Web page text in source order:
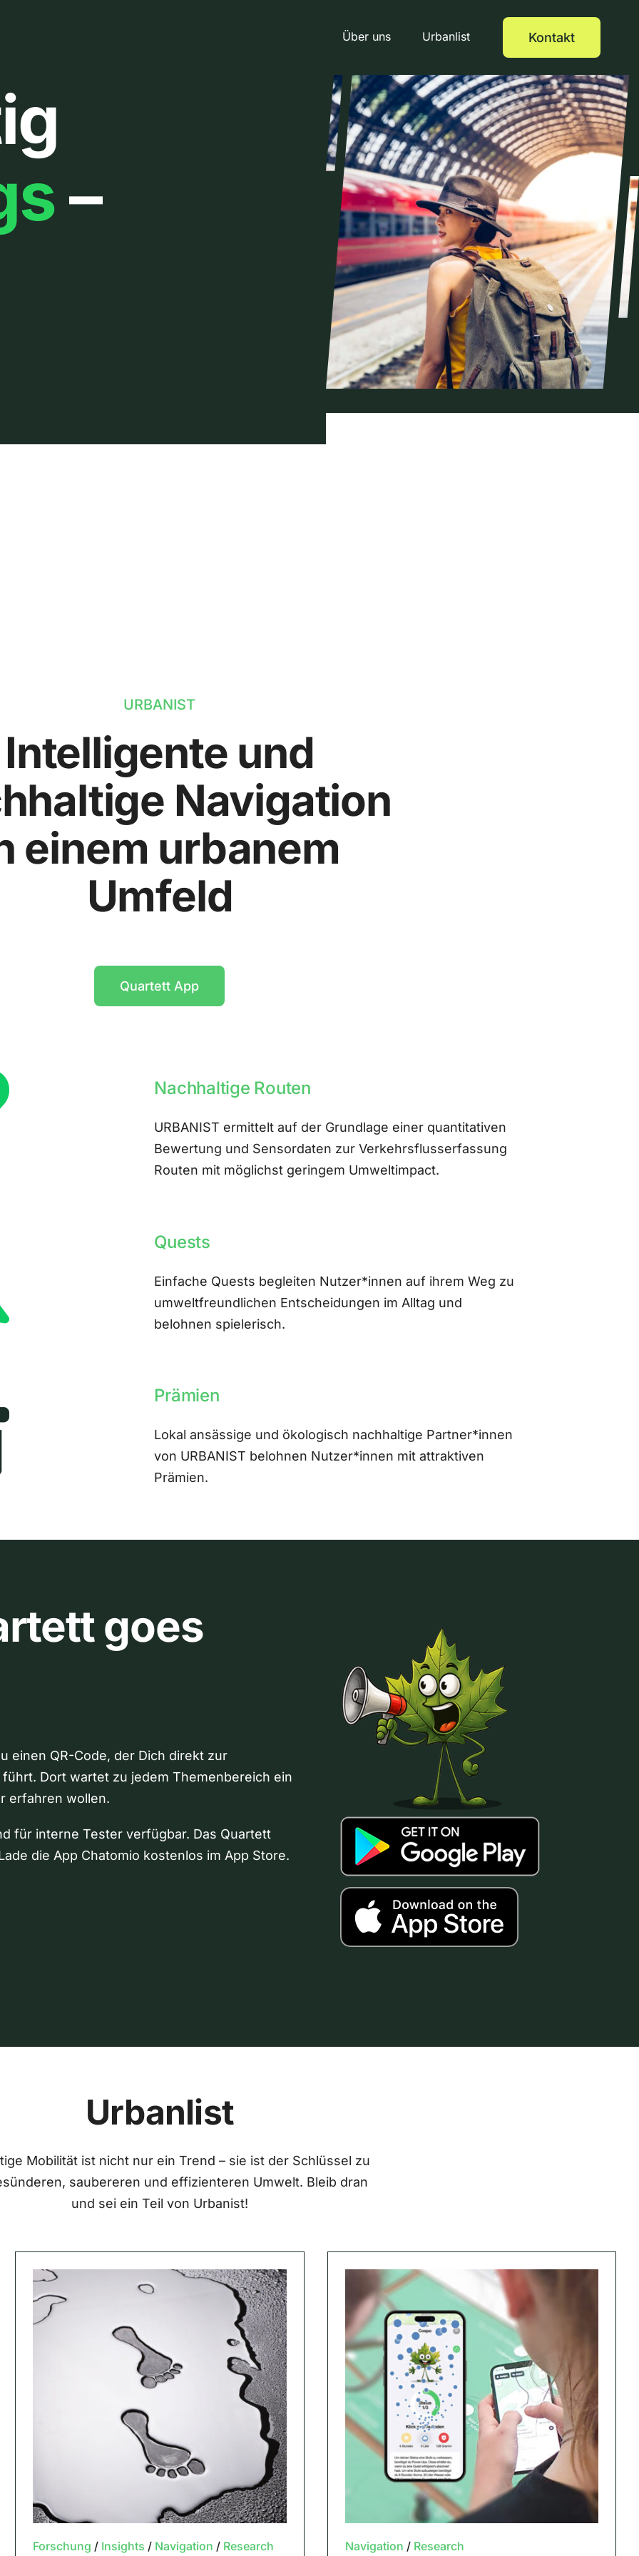
Über uns Urbanlist Kontakt
–
URBANIST
Intelligente und
Navigation
einem urbanem
Umfeld
Quartett App
Nachhaltige Routen
URBANIST ermittelt auf der Grundlage einer quantitativen
Bewertung und Sensordaten zur Verkehrsflusserfassung
Routen mit möglichst geringem Umweltimpact.
Quests
Einfache Quests begleiten Nutzer*innen auf ihrem Weg zu
umweltfreundlichen Entscheidungen im Alltag und
belohnen spielerisch.
Prämien
Lokal ansässige und ökologisch nachhaltige Partner*innen
von URBANIST belohnen Nutzer*innen mit attraktiven
Prämien.
goes
einen QR-Code, der Dich direkt zur
Dort wartet zu jedem Themenbereich ein
erfahren wollen.
für interne Tester verfügbar. Das Quartett
die App Chatomio kostenlos im App Store.
Urbanlist
Mobilität ist nicht nur ein Trend – sie ist der Schlüssel zu
saubereren und effizienteren Umwelt. Bleib dran
und sei ein Teil von Urbanist!
Forschung / Insights / Navigation / Research Navigation / Research